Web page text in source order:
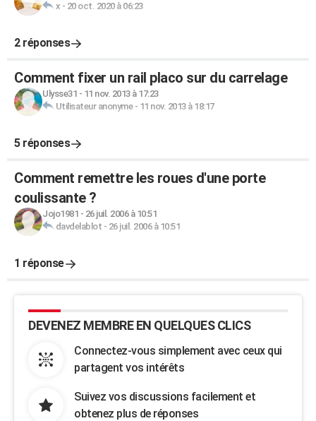
x - 20 oct. 2020 à 06:23
2 réponses
Comment fixer un rail placo sur du carrelage
Ulysse31 - 11 nov. 2013 à 17:23
Utilisateur anonyme- 11 nov. 2013 à 18:17
5 réponses
Comment remettre les roues d'une porte
coulissante ?
Jojo1981 - 26 juil. 2006 à 10:51
davdelablot - 26 juil. 2006 à 10:51
1 réponse
DEVENEZ MEMBRE EN QUELQUES CLICS
Connectez-vous simplement avec ceux qui
partagent vos intérêts
Suivez vos discussions facilement et
obtenez plus de réponses